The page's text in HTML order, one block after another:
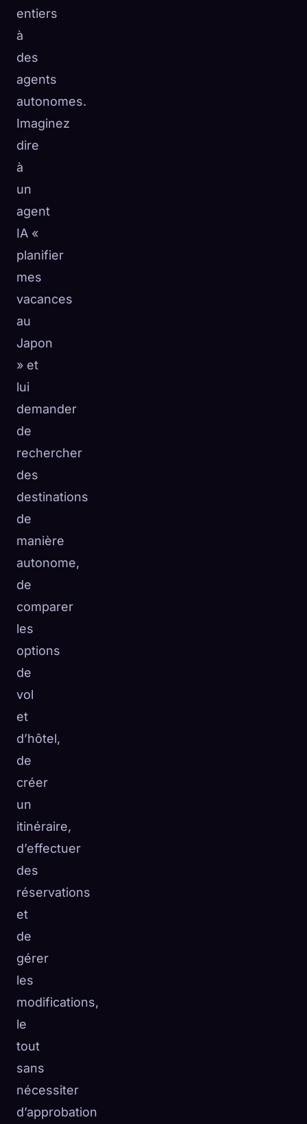
entiers
à
des
agents
autonomes.
Imaginez
dire
à
un
agent
IA «
planifier
mes
vacances
au
Japon
» et
lui
demander
de
rechercher
des
destinations
de
manière
autonome,
de
comparer
les
options
de
vol
et
d’hôtel,
de
créer
un
itinéraire,
d’effectuer
des
réservations
et
de
gérer
les
modifications,
le
tout
sans
nécessiter
d’approbation